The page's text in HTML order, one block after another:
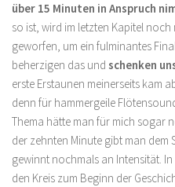
über 15 Minuten in Anspruch
so ist, wird im letzten Kapitel
geworfen, um ein fulminantes
beherzigen das und schenken
erste Erstaunen meinerseits kam
denn für hammergeile
Thema hätte man für mich sogar
der zehnten Minute gibt man
gewinnt nochmals an Intensität.
den Kreis zum Beginn der